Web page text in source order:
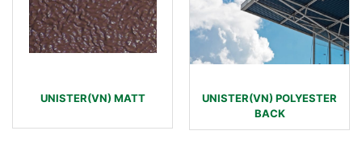
UNISTER(VN) MATT
UNISTER(VN) POLYESTER
BACK